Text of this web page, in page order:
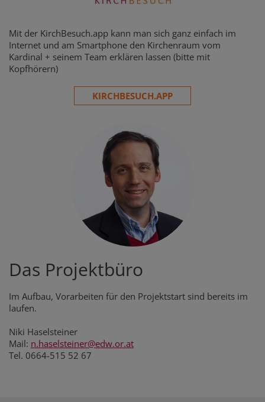
Mit der KirchBesuch.app kann man sich ganz einfach im
Internet und am Smartphone den Kirchenraum vom
Kardinal + seinem Team erklären lassen (bitte mit
Kopfhörern)
KIRCHBESUCH.APP
Das Projektbüro
Im Aufbau, Vorarbeiten für den Projektstart sind bereits im
laufen.
Niki Haselsteiner
Mail: n.haselsteiner@edw.or.at
Tel. 0664-515 52 67